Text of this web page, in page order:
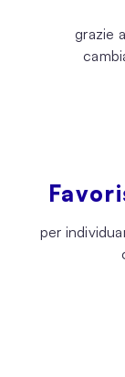
grazie
per